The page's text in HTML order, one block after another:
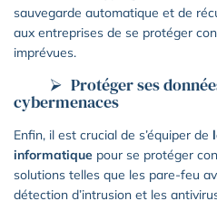
sauvegarde automatique et de
aux entreprises de se protéger
imprévues.
Protéger ses
cybermenaces
Enfin, il est crucial de s’équiper de
informatique pour se protéger
solutions telles que les pare-feu
détection d’intrusion et les